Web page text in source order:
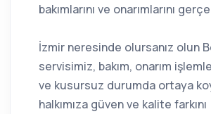
bakımlarını ve onarımlarını
İzmir neresinde olursanız olun
servisimiz, bakım, onarım
ve kusursuz durumda ortaya
halkımıza güven ve kalite farkını